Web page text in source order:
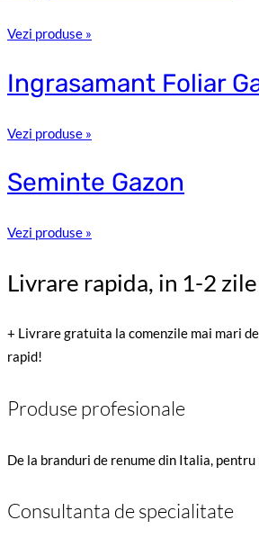
Vezi produse »
Ingrasamant Foliar
Vezi produse »
Seminte Gazon
Vezi produse »
Livrare rapida, in 1-2 zile
+ Livrare gratuita la comenzile mai mari
rapid!
Produse profesionale
De la branduri de renume din Italia,
Consultanta de specialitate